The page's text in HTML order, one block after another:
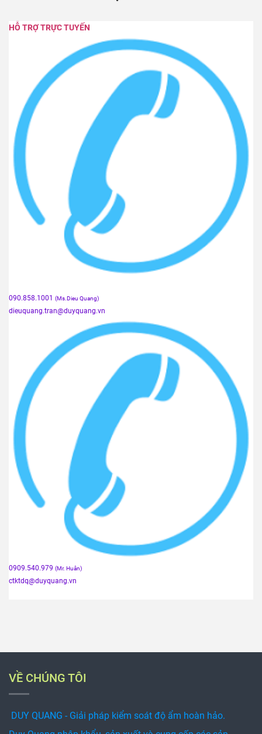
HỖ TRỢ TRỰC TUYẾN
090.858.1001 (Ms.Dieu Quang)
dieuquang.tran@duyquang.vn
0909.540.979 (Mr. Huân)
ctktdq@duyquang.vn
VỀ CHÚNG TÔI
DUY QUANG - Giải pháp kiểm soát độ ẩm hoàn hảo.